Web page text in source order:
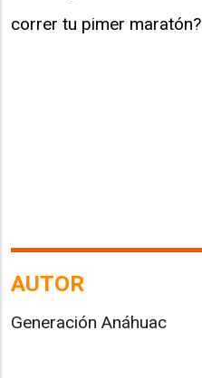
correr tu pimer maratón?
AUTOR
Generación Anáhuac